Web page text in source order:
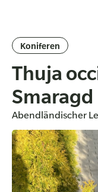
Koniferen
Thuja
Smaragd
Abendländischer